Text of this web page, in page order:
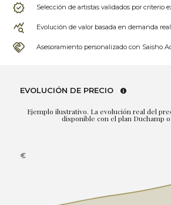
Selección de artistas validados por criterio
Evolución de valor basada en demanda real
Asesoramiento personalizado con Saisho
EVOLUCIÓN DE PRECIO
Ejemplo ilustrativo. La evolución real del
disponible con el plan Duchamp